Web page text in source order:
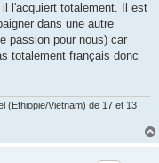
l'acquiert totalement. Il est
dans une autre
passion pour nous) car
totalement français donc
(Ethiopie/Vietnam) de 17 et 13